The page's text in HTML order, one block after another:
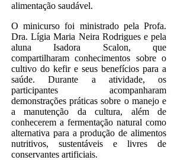
alimentação saudável.
O minicurso foi ministrado pela Profa.
Dra. Lígia Maria Neira Rodrigues e pela
aluna Isadora Scalon, que
compartilharam conhecimentos sobre o
cultivo do kefir e seus benefícios para a
saúde. Durante a atividade, os
participantes acompanharam
demonstrações práticas sobre o manejo e
a manutenção da cultura, além de
conhecerem a fermentação natural como
alternativa para a produção de alimentos
nutritivos, sustentáveis e livres de
conservantes artificiais.